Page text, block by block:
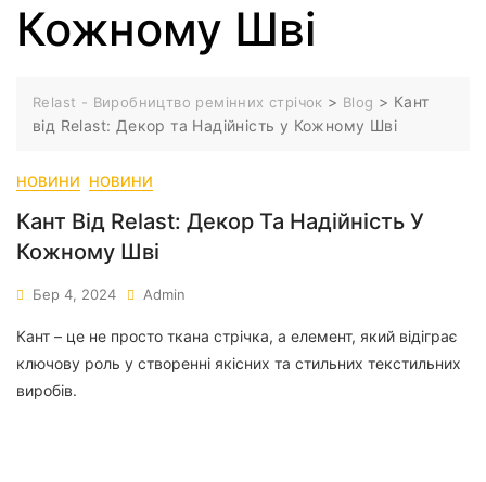
Кожному Шві
Relast - Виробництво ремінних стрічок > Blog > Кант
від Relast: Декор та Надійність у Кожному Шві
НОВИНИ НОВИНИ
Кант Від Relast: Декор Та Надійність У
Кожному Шві
Бер 4, 2024 Admin
Кант – це не просто ткана стрічка, а елемент, який відіграє
ключову роль у створенні якісних та стильних текстильних
виробів.